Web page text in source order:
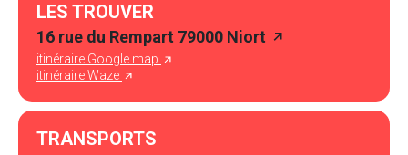
LES TROUVER
16 rue du Rempart 79000 Niort
itinéraire Google map
itinéraire Waze
TRANSPORTS